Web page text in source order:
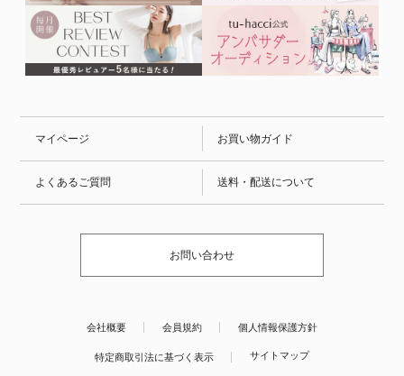
マイページ お買い物ガイド
よくあるご質問 送料・配送について
お問い合わせ
会社概要 会員規約 個人情報保護方針
特定商取引法に基づく表示 サイトマップ